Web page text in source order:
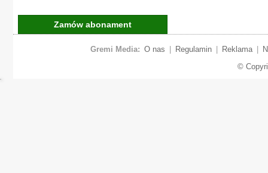
Zamów abonament
Gremi Media: O nas Regulamin Reklama
©